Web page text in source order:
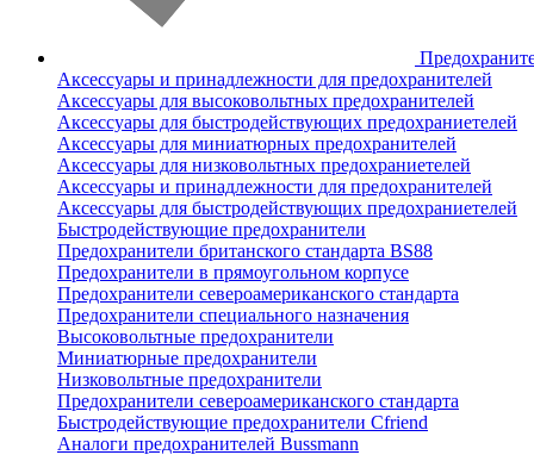
Аксессуары и принадлежности для предохранителей
Аксессуары для высоковольтных предохранителей
Аксессуары для быстродействующих предохраниетелей
Аксессуары для миниатюрных предохранителей
Аксессуары для низковольтных предохраниетелей
Аксессуары и принадлежности для предохранителей
Аксессуары для быстродействующих предохраниетелей
Быстродействующие предохранители
Предохранители британского стандарта BS88
Предохранители в прямоугольном корпусе
Предохранители североамериканского стандарта
Предохранители специального назначения
Высоковольтные предохранители
Миниатюрные предохранители
Низковольтные предохранители
Предохранители североамериканского стандарта
Быстродействующие предохранители Cfriend
Аналоги предохранителей Bussmann